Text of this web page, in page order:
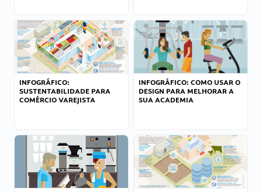
INFOGRÁFICO:
SUSTENTABILIDADE PARA
COMÉRCIO VAREJISTA
INFOGRÁFICO: COMO USAR O
DESIGN PARA MELHORAR A
SUA ACADEMIA